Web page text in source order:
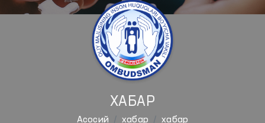
ХАБАР
Aсосий хабар хабар